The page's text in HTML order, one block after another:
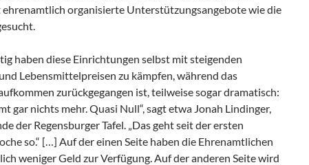
organisierte Unterstützungsangebote wie die
haben diese Einrichtungen selbst mit steigenden
Lebensmittelpreisen zu kämpfen, während das
zurückgegangen ist, teilweise sogar dramatisch:
gar nichts mehr. Quasi Null“, sagt etwa Jonah Lindinger,
der Regensburger Tafel. „Das geht seit der ersten
so.“ […] Auf der einen Seite haben die Ehrenamtlichen
weniger Geld zur Verfügung. Auf der anderen Seite wird